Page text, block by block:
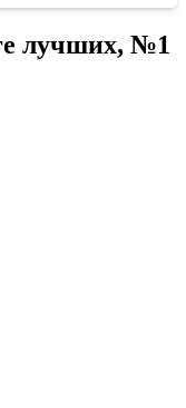
лучших, №1